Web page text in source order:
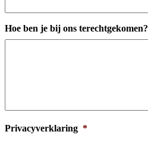
Hoe ben je bij ons terechtgekomen?
Privacyverklaring *